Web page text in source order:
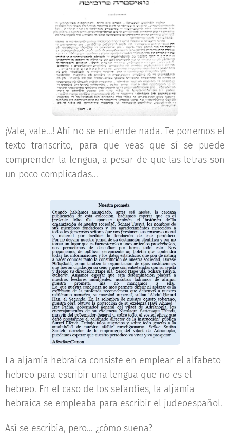
¡Vale, vale...! Ahí no se entiende nada. Te ponemos el
texto transcrito, para que veas que sí se puede
comprender la lengua, a pesar de que las letras son
un poco complicadas...
La aljamía hebraica consiste en emplear el alfabeto
hebreo para escribir una lengua que no es el
hebreo. En el caso de los sefardíes, la aljamía
hebraica se empleaba para escribir el judeoespañol.
Así se escribía, pero... ¿cómo suena?